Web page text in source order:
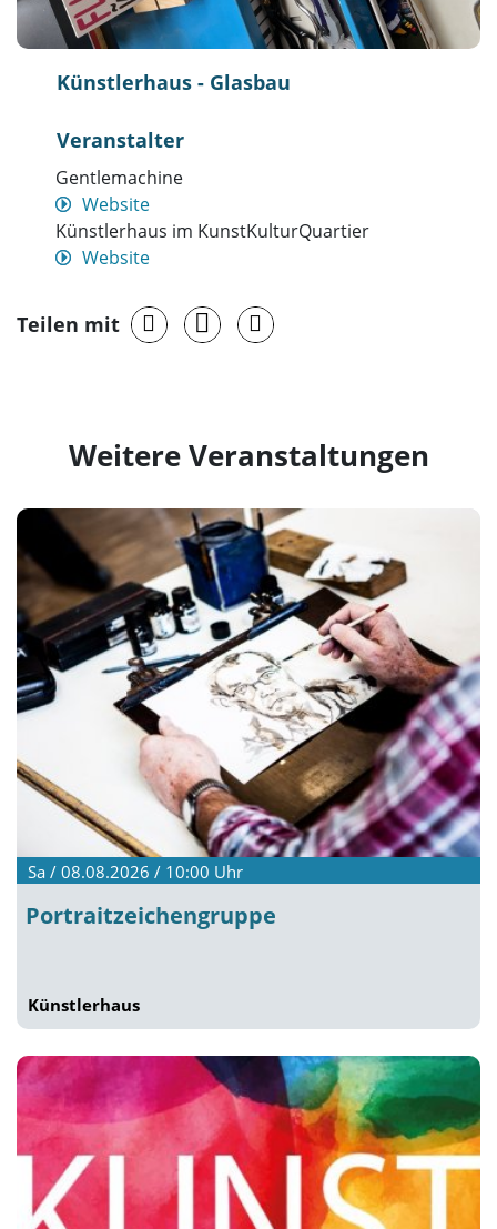
Künstlerhaus - Glasbau
Veranstalter
Gentlemachine
Website
Künstlerhaus im KunstKulturQuartier
Website
Teilen mit
Weitere Veranstaltungen
Sa / 08.08.2026 / 10:00 Uhr
Portraitzeichengruppe
Künstlerhaus